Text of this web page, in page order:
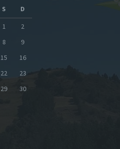
S
D
1
2
8
9
15
16
22
23
29
30